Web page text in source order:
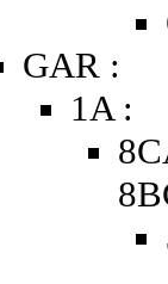
GAR :
1A :